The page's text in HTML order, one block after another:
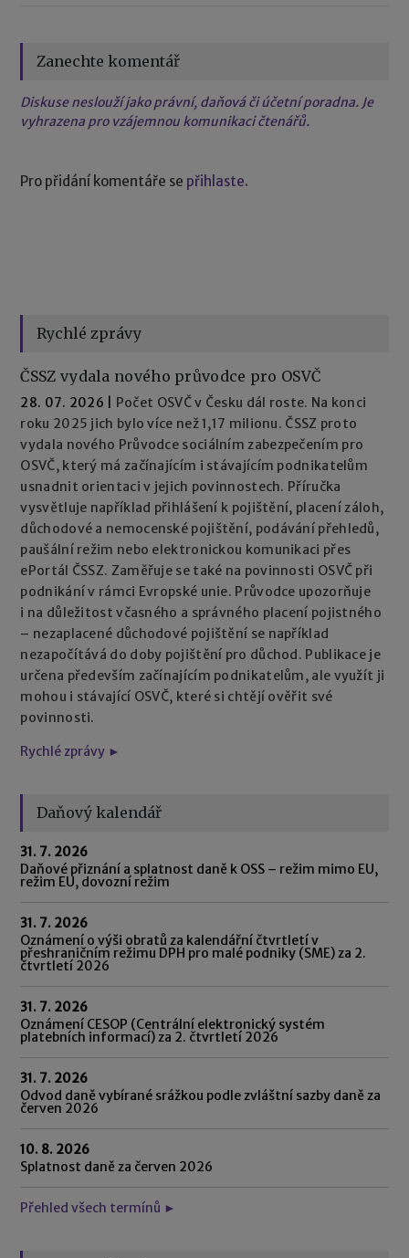
Zanechte komentář
Diskuse neslouží jako právní, daňová či účetní poradna. Je
vyhrazena pro vzájemnou komunikaci čtenářů.
Pro přidání komentáře se přihlaste.
Rychlé zprávy
ČSSZ vydala nového průvodce pro OSVČ
28. 07. 2026
Počet OSVČ v Česku dál roste. Na konci
roku 2025 jich bylo více než 1,17 milionu. ČSSZ proto
vydala nového Průvodce sociálním zabezpečením pro
OSVČ, který má začínajícím i stávajícím podnikatelům
usnadnit orientaci v jejich povinnostech. Příručka
vysvětluje například přihlášení k pojištění, placení záloh,
důchodové a nemocenské pojištění, podávání přehledů,
paušální režim nebo elektronickou komunikaci přes
ePortál ČSSZ. Zaměřuje se také na povinnosti OSVČ při
podnikání v rámci Evropské unie. Průvodce upozorňuje
i na důležitost včasného a správného placení pojistného
– nezaplacené důchodové pojištění se například
nezapočítává do doby pojištění pro důchod. Publikace je
určena především začínajícím podnikatelům, ale využít ji
mohou i stávající OSVČ, které si chtějí ověřit své
povinnosti.
Rychlé zprávy ►
Daňový kalendář
31. 7. 2026
Daňové přiznání a splatnost daně k OSS – režim mimo EU,
režim EU, dovozní režim
31. 7. 2026
Oznámení o výši obratů za kalendářní čtvrtletí v
přeshraničním režimu DPH pro malé podniky (SME) za 2.
čtvrtletí 2026
31. 7. 2026
Oznámení CESOP (Centrální elektronický systém
platebních informací) za 2. čtvrtletí 2026
31. 7. 2026
Odvod daně vybírané srážkou podle zvláštní sazby daně za
červen 2026
10. 8. 2026
Splatnost daně za červen 2026
Přehled všech termínů ►